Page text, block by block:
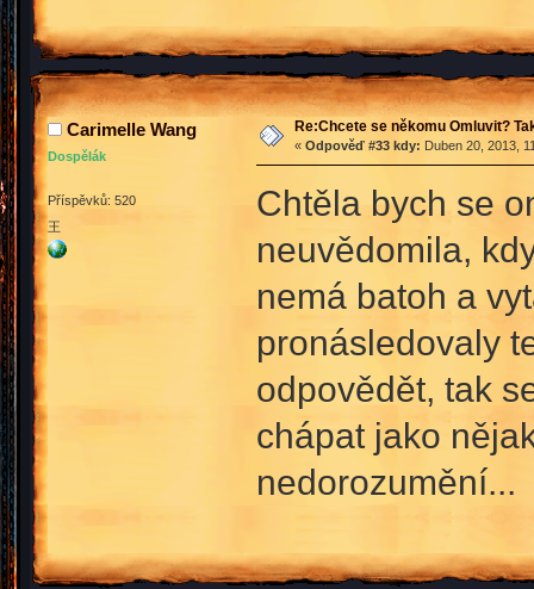
Carimelle Wang
Dospělák
Příspěvků: 520
王
Re:Chcete se někomu Omluvit?
« Odpověď #33 kdy: Duben 20, 2013,
Chtěla bych se
neuvědomila,
nemá batoh a
pronásledovaly
odpovědět, tak
chápat jako
nedorozumění...